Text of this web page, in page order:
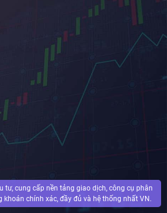
tư, cung cấp nền tảng giao dịch, công cụ phân
khoán chính xác, đầy đủ và hệ thống nhất VN.